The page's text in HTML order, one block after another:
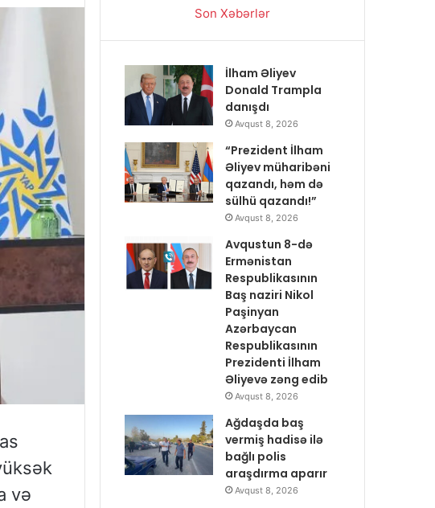
və
Son Xəbərlər
İlham Əliyev
Donald Trampla
danışdı
Avqust 8, 2026
“Prezident İlham
Əliyev müharibəni
qazandı, həm də
sülhü qazandı!”
Avqust 8, 2026
Avqustun 8-də
Ermənistan
Respublikasının
Baş naziri Nikol
Paşinyan
Azərbaycan
Respublikasının
Prezidenti İlham
Əliyevə zəng edib
Avqust 8, 2026
Ağdaşda baş
vermiş hadisə ilə
bağlı polis
araşdırma aparır
Avqust 8, 2026